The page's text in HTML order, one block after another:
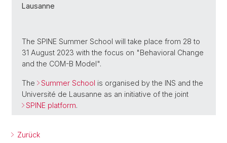
Lausanne
The SPINE Summer School will take place from 28 to
31 August 2023 with the focus on "Behavioral Change
and the COM-B Model".
The Summer School is organised by the INS and the
Université de Lausanne as an initiative of the joint
SPINE platform.
Zurück